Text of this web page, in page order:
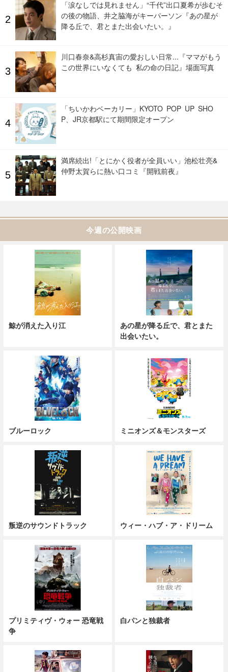
「涙なしでは見れません」“千代”出口夏希が歩むそ
の後の物語、井之脇海がキーパーソン『あの星が
降る丘で、君とまた出会いたい。』
川口春奈&高杉真宙の愛おしい日常...『ママがもう
この世界にいなくても 私の命の日記』場面写真
「ちいかわベーカリー」KYOTO POP UP SHO
P、JR京都駅にて期間限定オープン
満席続出!「とにかく役者が全員いい」池松壮亮&
仲野太賀らに熱い口コミ『開戦前夜』
今週の公開映画
鯨が消えた入り江
あの星が降る丘で、君とまた
出会いたい。
ブルーロック ミニオンズ＆モンスターズ
叛逆のサウンドトラック ウィー・ハブ・ア・ドリーム
プリミティヴ・ウォー 恐竜戦
争
白パンと独裁者